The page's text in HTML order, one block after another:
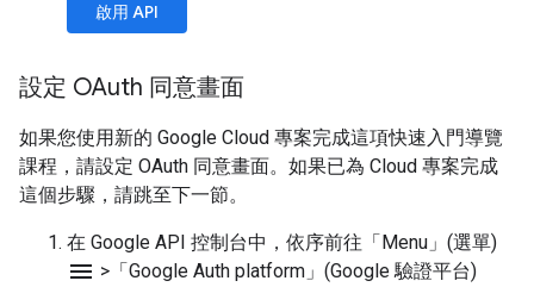
啟用 API
設定 OAuth 同意畫面
如果您使用新的 Google Cloud 專案完成這項快速入門導覽
課程，請設定 OAuth 同意畫面。如果已為 Cloud 專案完成
這個步驟，請跳至下一節。
在 Google API 控制台中，依序前往「Menu」(選單)
menu > 「Google Auth platform」(Google 驗證平台)